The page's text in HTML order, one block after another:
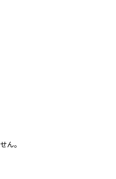
ん。